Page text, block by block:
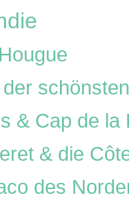
& Cap de la
& die
des